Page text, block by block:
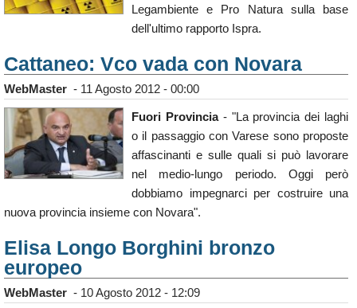
Legambiente e Pro Natura sulla base
dell'ultimo rapporto Ispra.
Cattaneo: Vco vada con Novara
WebMaster - 11 Agosto 2012 - 00:00
Fuori Provincia- "La provincia dei laghi
o il passaggio con Varese sono proposte
affascinanti e sulle quali si può lavorare
nel medio-lungo periodo. Oggi però
dobbiamo impegnarci per costruire una
nuova provincia insieme con Novara".
Elisa Longo Borghini bronzo
europeo
WebMaster - 10 Agosto 2012 - 12:09